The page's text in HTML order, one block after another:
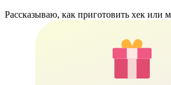
Рассказываю, как приготовить хек или